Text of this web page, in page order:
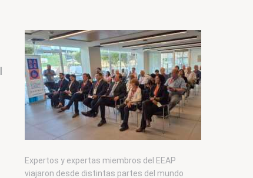
Expertos y expertas miembros del EEAP
viajaron desde distintas partes del mundo